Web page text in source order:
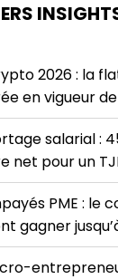
2026 : la
en vigueur
salarial :
net pour un
PME : le
gagner